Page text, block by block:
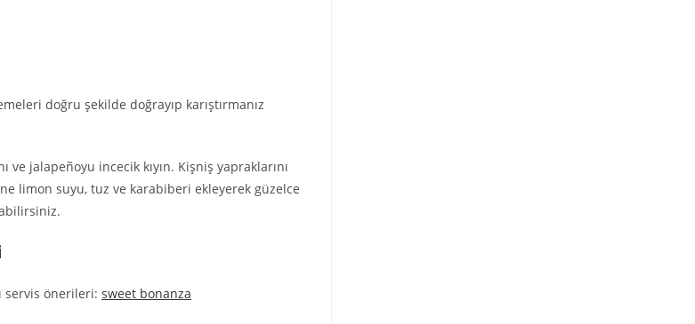
doğru şekilde doğrayıp karıştırmanız
ve jalapeñoyu incecik kıyın. Kişniş yapraklarını
limon suyu, tuz ve karabiberi ekleyerek güzelce
servis önerileri: sweet bonanza